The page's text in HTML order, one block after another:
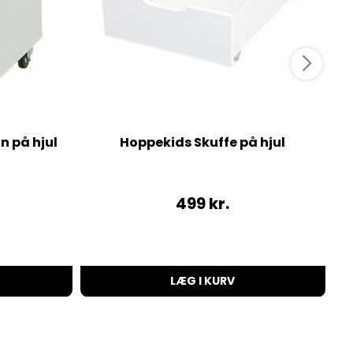
på hjul Hoppekids Skuffe på hjul
499kr.
LÆG I KURV